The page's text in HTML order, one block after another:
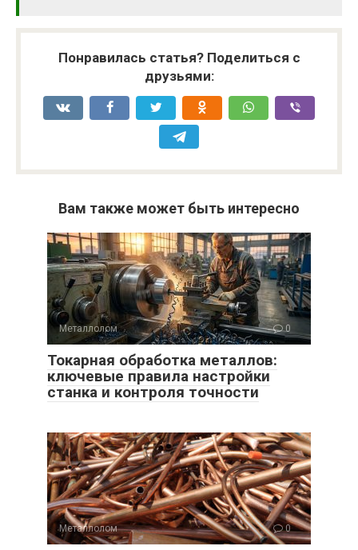
Понравилась статья? Поделиться с
друзьями:
Вам также может быть интересно
Металлолом 0
Токарная обработка металлов:
ключевые правила настройки
станка и контроля точности
Металлолом 0